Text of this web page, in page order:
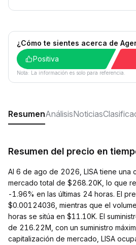
¿Cómo te sientes acerca de
Positiva
Nota: La información es solo para referencia.
ResumenAnálisisNoticias
Resumen del precio en
Al 6 de ago de 2026, LISA tiene una
mercado total de $268.20K, lo que
-1.96% en las últimas 24 horas. El
$0.00124036, mientras que el
horas se sitúa en $11.10K. El
de 216.22M, con un suministro
capitalización de mercado, LISA